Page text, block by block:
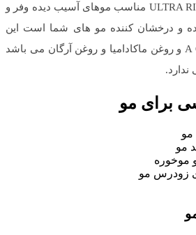
کرم مو ماکادامیا مدل ULTRA RICH مناسب موهای آسیب دیده وفر و
و درخشان کننده مو های شما است این
کرم حاوی ویتامین‌هایA C E و روغن ماکادامیا و روغن آرگان می باشد
ندارد.
برای مو
مو
مو
زودرس مو